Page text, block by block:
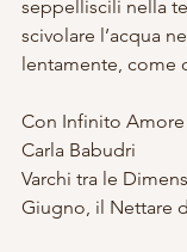
seppelliscili nella
scivolare l’acqua
lentamente, come
Con Infinito Amore
Carla Babudri
Varchi tra le
Giugno, il Nettare